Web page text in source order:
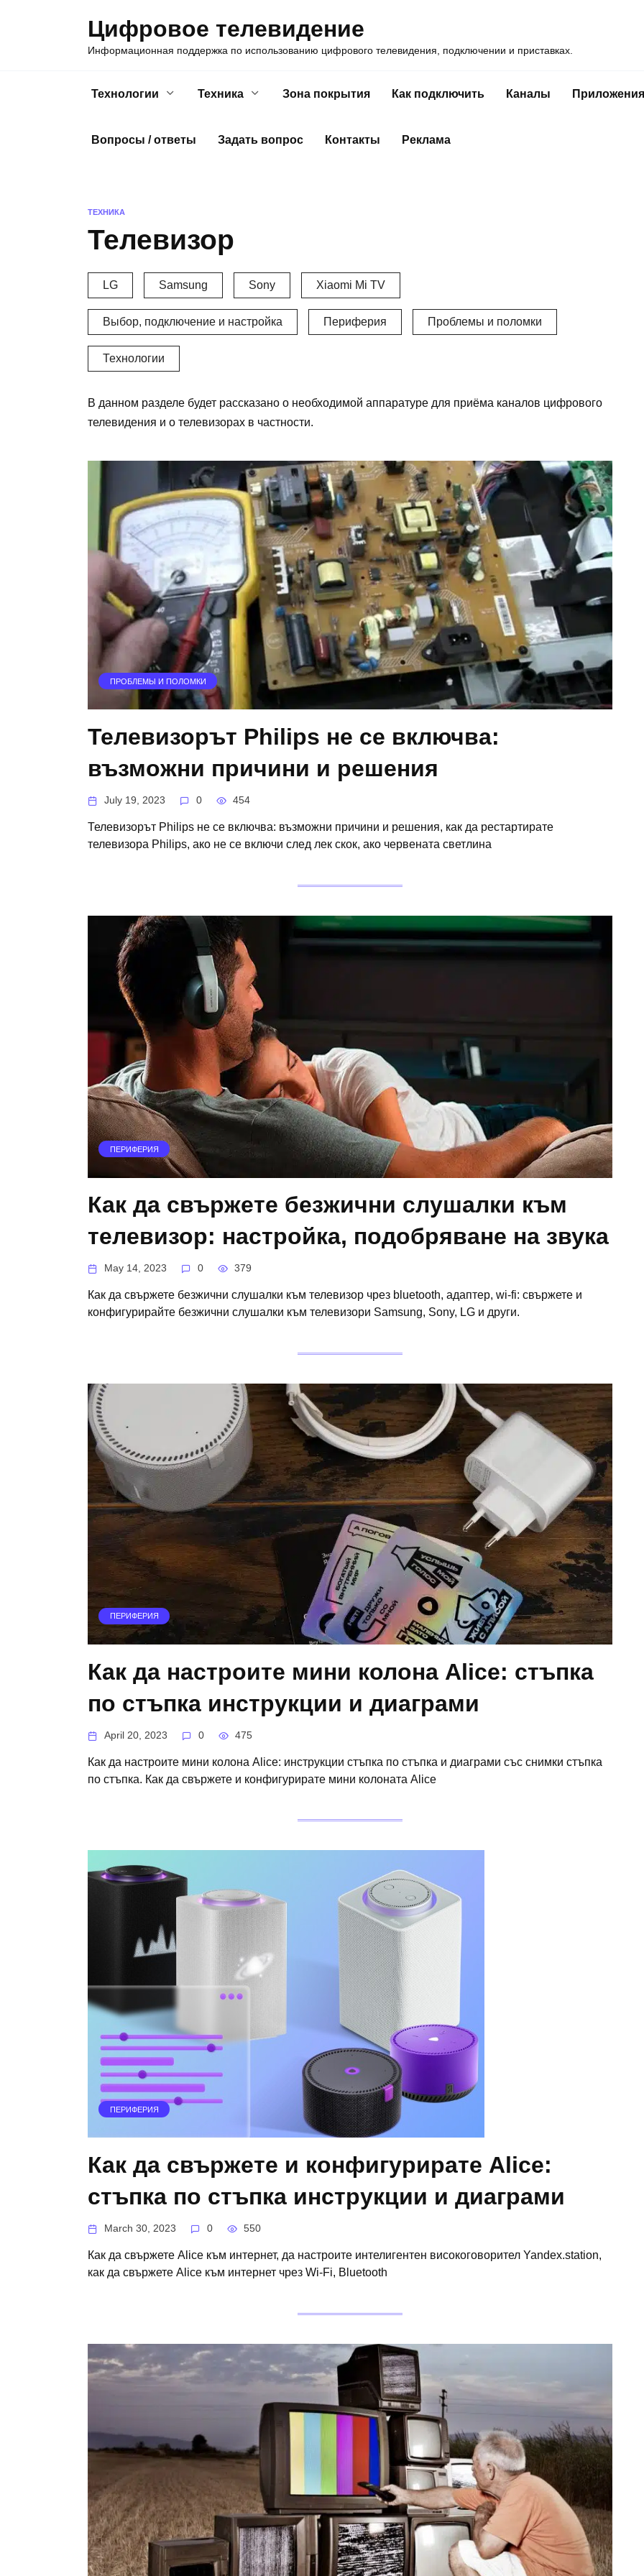
Цифровое телевидение
Информационная поддержка по использованию цифрового телевидения, подключении и приставках.
Технологии Техника Зона покрытия Как подключить Каналы Приложения
Вопросы / ответы Задать вопрос Контакты Реклама
ТЕХНИКА
Телевизор
LG Samsung Sony Xiaomi Mi TV
Выбор, подключение и настройка Периферия Проблемы и поломки
Технологии
В данном разделе будет рассказано о необходимой аппаратуре для приёма каналов цифрового
телевидения и о телевизорах в частности.
ПРОБЛЕМЫ И ПОЛОМКИ
Телевизорът Philips не се включва:
възможни причини и решения
July 19, 2023 0 454
Телевизорът Philips не се включва: възможни причини и решения, как да рестартирате
телевизора Philips, ако не се включи след лек скок, ако червената светлина
ПЕРИФЕРИЯ
Как да свържете безжични слушалки към
телевизор: настройка, подобряване на звука
May 14, 2023 0 379
Как да свържете безжични слушалки към телевизор чрез bluetooth, адаптер, wi-fi: свържете и
конфигурирайте безжични слушалки към телевизори Samsung, Sony, LG и други.
ПЕРИФЕРИЯ
Как да настроите мини колона Alice: стъпка
по стъпка инструкции и диаграми
April 20, 2023 0 475
Как да настроите мини колона Alice: инструкции стъпка по стъпка и диаграми със снимки стъпка
по стъпка. Как да свържете и конфигурирате мини колоната Alice
ПЕРИФЕРИЯ
Как да свържете и конфигурирате Alice:
стъпка по стъпка инструкции и диаграми
March 30, 2023 0 550
Как да свържете Alice към интернет, да настроите интелигентен високоговорител Yandex.station,
как да свържете Alice към интернет чрез Wi-Fi, Bluetooth